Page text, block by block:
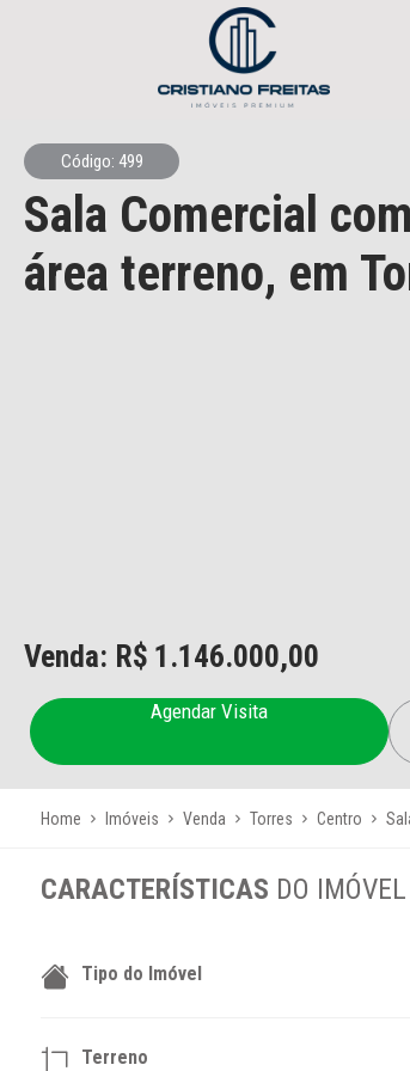
Código: 499
Sala Comercial
área terreno, em
Venda: R$ 1.146.000,00
Agendar Visita
Home Imóveis Venda Torres Centro
CARACTERÍSTICAS DO IMÓVEL
Tipo do Imóvel
Terreno